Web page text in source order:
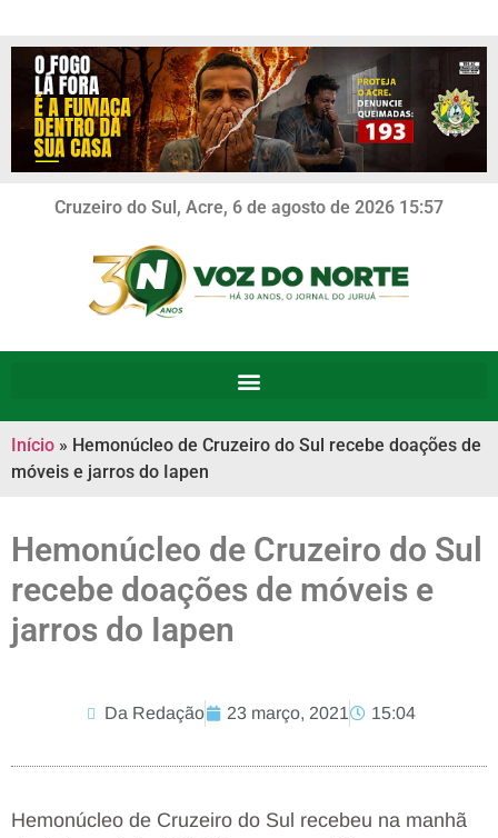
Cruzeiro do Sul, Acre, 6 de agosto de 2026 15:57
Início » Hemonúcleo de Cruzeiro do Sul recebe doações de
móveis e jarros do Iapen
Hemonúcleo de Cruzeiro do Sul
recebe doações de móveis e
jarros do Iapen
Da Redação 23 março, 2021 15:04
Hemonúcleo de Cruzeiro do Sul recebeu na manhã